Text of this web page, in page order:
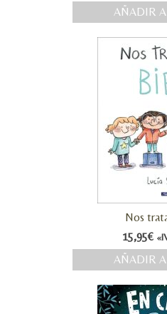
AÑADIR
Nos
15,95€
AÑADIR